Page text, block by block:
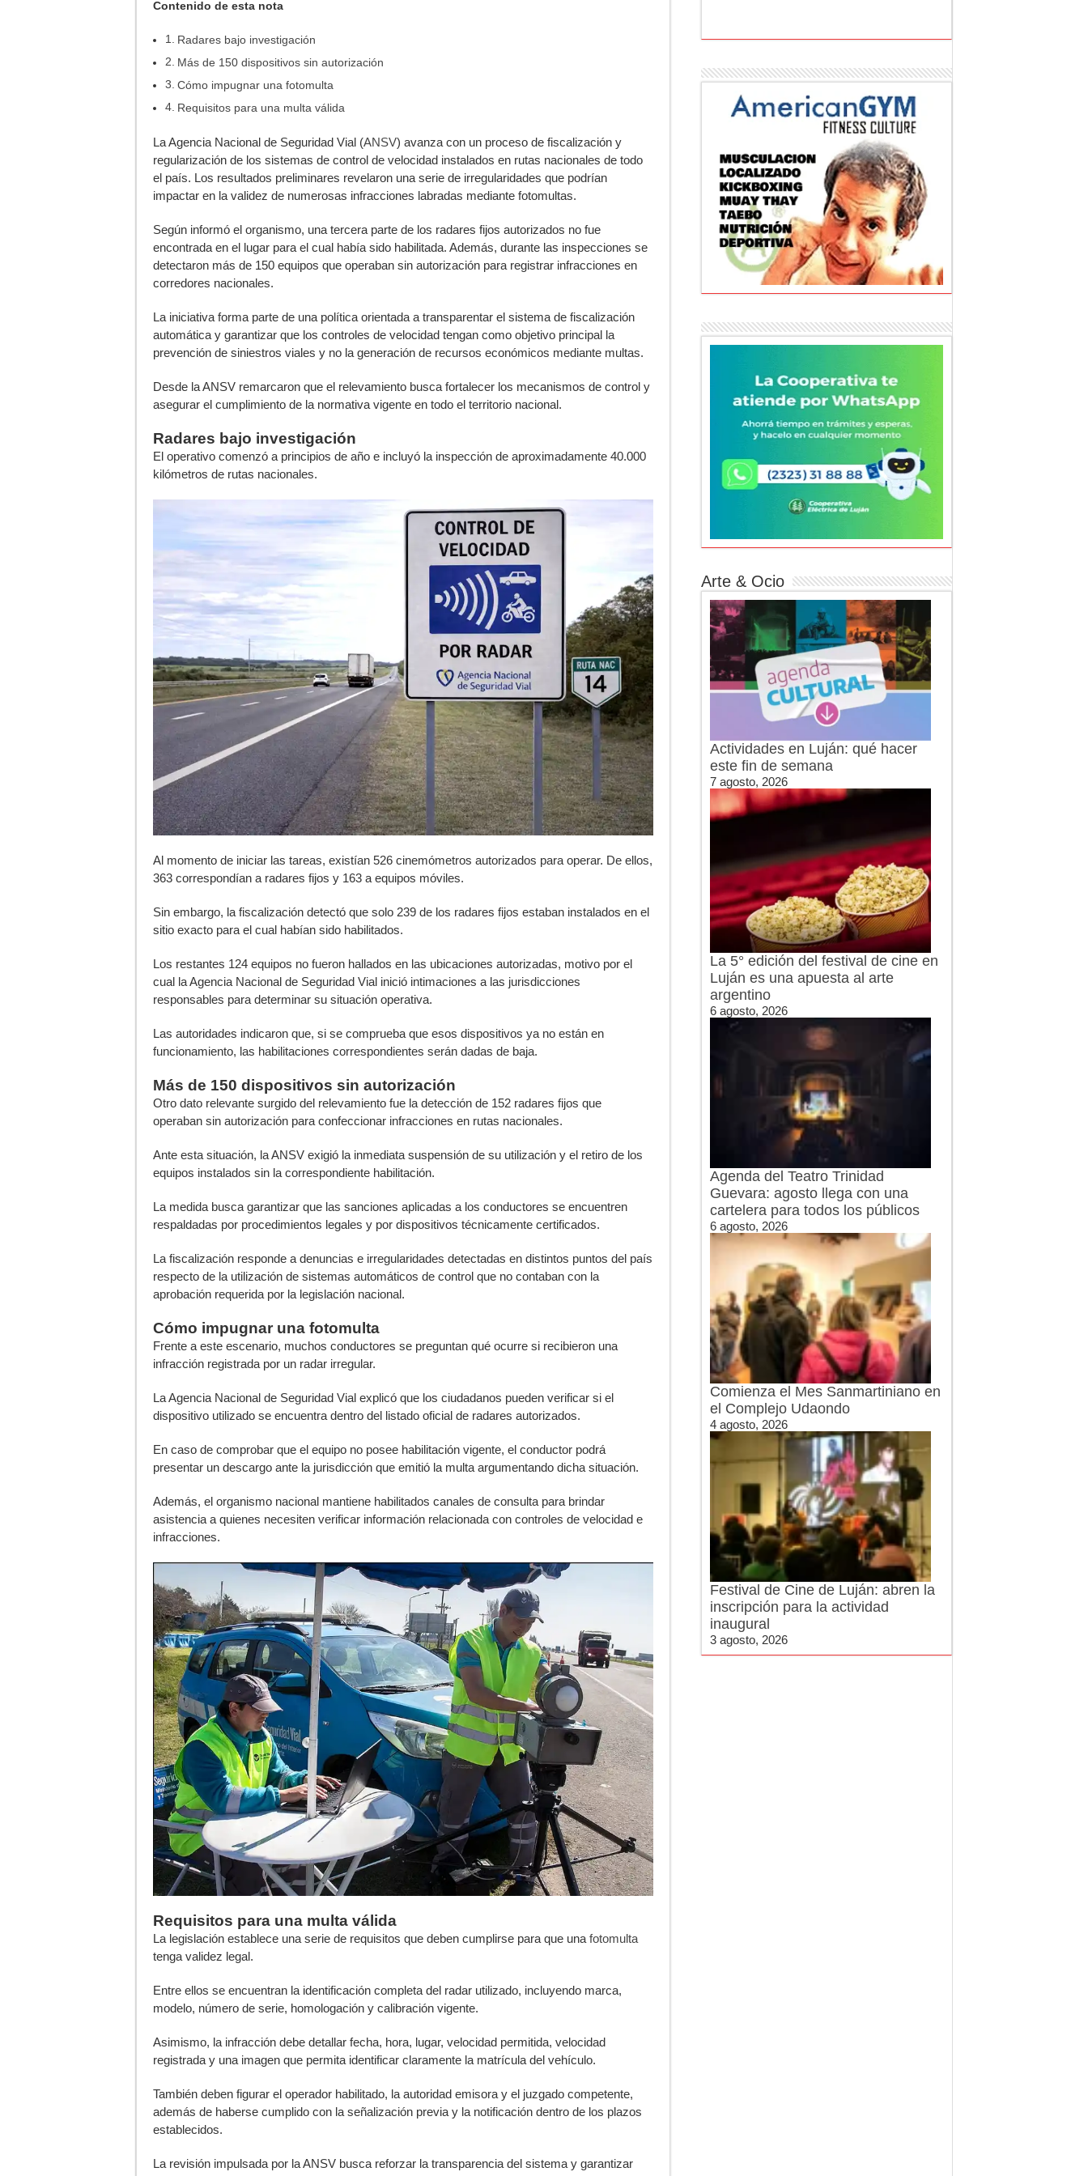
Contenido de esta nota
Radares bajo investigación
Más de 150 dispositivos sin autorización
Cómo impugnar una fotomulta
Requisitos para una multa válida
La Agencia Nacional de Seguridad Vial (ANSV) avanza con un proceso de fiscalización y
regularización de los sistemas de control de velocidad instalados en rutas nacionales de todo
el país. Los resultados preliminares revelaron una serie de irregularidades que podrían
impactar en la validez de numerosas infracciones labradas mediante fotomultas.
Según informó el organismo, una tercera parte de los radares fijos autorizados no fue
encontrada en el lugar para el cual había sido habilitada. Además, durante las inspecciones se
detectaron más de 150 equipos que operaban sin autorización para registrar infracciones en
corredores nacionales.
La iniciativa forma parte de una política orientada a transparentar el sistema de fiscalización
automática y garantizar que los controles de velocidad tengan como objetivo principal la
prevención de siniestros viales y no la generación de recursos económicos mediante multas.
Desde la ANSV remarcaron que el relevamiento busca fortalecer los mecanismos de control y
asegurar el cumplimiento de la normativa vigente en todo el territorio nacional.
Radares bajo investigación
El operativo comenzó a principios de año e incluyó la inspección de aproximadamente 40.000
kilómetros de rutas nacionales.
Al momento de iniciar las tareas, existían 526 cinemómetros autorizados para operar. De ellos,
363 correspondían a radares fijos y 163 a equipos móviles.
Sin embargo, la fiscalización detectó que solo 239 de los radares fijos estaban instalados en el
sitio exacto para el cual habían sido habilitados.
Los restantes 124 equipos no fueron hallados en las ubicaciones autorizadas, motivo por el
cual la Agencia Nacional de Seguridad Vial inició intimaciones a las jurisdicciones
responsables para determinar su situación operativa.
Las autoridades indicaron que, si se comprueba que esos dispositivos ya no están en
funcionamiento, las habilitaciones correspondientes serán dadas de baja.
Más de 150 dispositivos sin autorización
Otro dato relevante surgido del relevamiento fue la detección de 152 radares fijos que
operaban sin autorización para confeccionar infracciones en rutas nacionales.
Ante esta situación, la ANSV exigió la inmediata suspensión de su utilización y el retiro de los
equipos instalados sin la correspondiente habilitación.
La medida busca garantizar que las sanciones aplicadas a los conductores se encuentren
respaldadas por procedimientos legales y por dispositivos técnicamente certificados.
La fiscalización responde a denuncias e irregularidades detectadas en distintos puntos del país
respecto de la utilización de sistemas automáticos de control que no contaban con la
aprobación requerida por la legislación nacional.
Cómo impugnar una fotomulta
Frente a este escenario, muchos conductores se preguntan qué ocurre si recibieron una
infracción registrada por un radar irregular.
La Agencia Nacional de Seguridad Vial explicó que los ciudadanos pueden verificar si el
dispositivo utilizado se encuentra dentro del listado oficial de radares autorizados.
En caso de comprobar que el equipo no posee habilitación vigente, el conductor podrá
presentar un descargo ante la jurisdicción que emitió la multa argumentando dicha situación.
Además, el organismo nacional mantiene habilitados canales de consulta para brindar
asistencia a quienes necesiten verificar información relacionada con controles de velocidad e
infracciones.
Requisitos para una multa válida
La legislación establece una serie de requisitos que deben cumplirse para que una fotomulta
tenga validez legal.
Entre ellos se encuentran la identificación completa del radar utilizado, incluyendo marca,
modelo, número de serie, homologación y calibración vigente.
Asimismo, la infracción debe detallar fecha, hora, lugar, velocidad permitida, velocidad
registrada y una imagen que permita identificar claramente la matrícula del vehículo.
También deben figurar el operador habilitado, la autoridad emisora y el juzgado competente,
además de haberse cumplido con la señalización previa y la notificación dentro de los plazos
establecidos.
La revisión impulsada por la ANSV busca reforzar la transparencia del sistema y garantizar
Arte & Ocio
Actividades en Luján: qué hacer
este fin de semana
7 agosto, 2026
La 5° edición del festival de cine en
Luján es una apuesta al arte
argentino
6 agosto, 2026
Agenda del Teatro Trinidad
Guevara: agosto llega con una
cartelera para todos los públicos
6 agosto, 2026
Comienza el Mes Sanmartiniano en
el Complejo Udaondo
4 agosto, 2026
Festival de Cine de Luján: abren la
inscripción para la actividad
inaugural
3 agosto, 2026